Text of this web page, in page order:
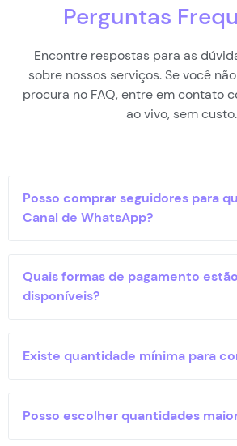
Perguntas
Encontre respostas para as
sobre nossos serviços. Se você
procura no FAQ, entre em contato
ao vivo, sem custo.
Posso comprar seguidores para
Canal de WhatsApp?
Sim, desde que o canal esteja
publicamente através de um link
Quais formas de pagamento estão
disponíveis?
A Popularos aceita Pix, Apple Pay,
Existe quantidade mínima para
Sim. O serviço começa a partir de
Posso escolher quantidades